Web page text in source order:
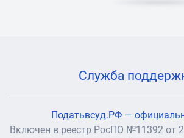
Служба
Податьвсуд.РФ —
Включен в реестр РосПО №11392 от